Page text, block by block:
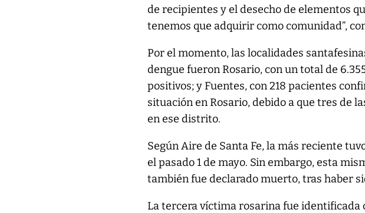
de recipientes y el desecho de elementos
tenemos que adquirir como comunidad”,
Por el momento, las localidades
dengue fueron Rosario, con un total de
positivos; y Fuentes, con 218 pacientes
situación en Rosario, debido a que tres de
en ese distrito.
Según Aire de Santa Fe, la más reciente
el pasado 1 de mayo. Sin embargo, esta
también fue declarado muerto, tras haber
La tercera víctima rosarina fue identificada